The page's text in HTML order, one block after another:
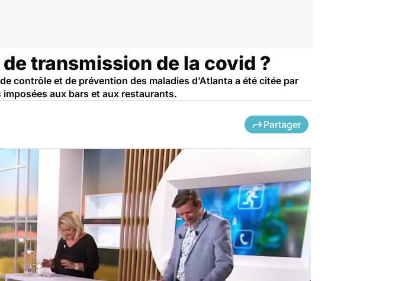
transmission de la covid ?
contrôle et de prévention des maladies d’Atlanta a été citée par
aux bars et aux restaurants.
Partager